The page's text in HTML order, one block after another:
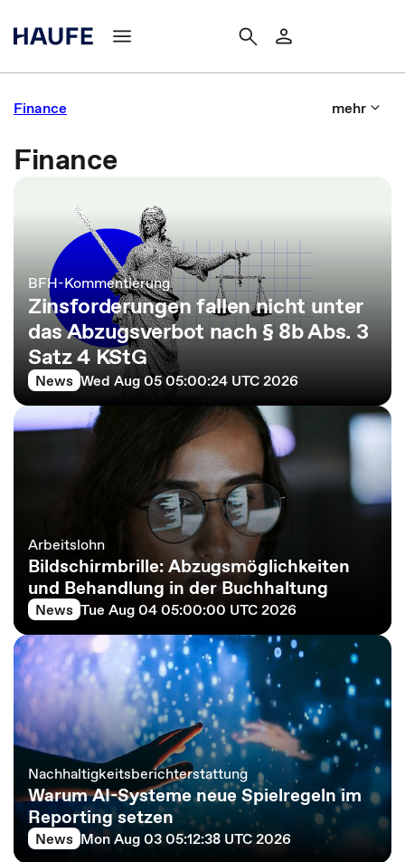
Finance mehr
Finance
BFH-Kommentierung
Zinsforderungen fallen nicht unter
das Abzugsverbot nach § 8b Abs. 3
Satz 4 KStG
News Wed Aug 05 05:00:24 UTC 2026
Arbeitslohn
Bildschirmbrille: Abzugsmöglichkeiten
und Behandlung in der Buchhaltung
News Tue Aug 04 05:00:00 UTC 2026
Nachhaltigkeitsberichterstattung
Warum AI-Systeme neue Spielregeln im
Reporting setzen
News Mon Aug 03 05:12:38 UTC 2026